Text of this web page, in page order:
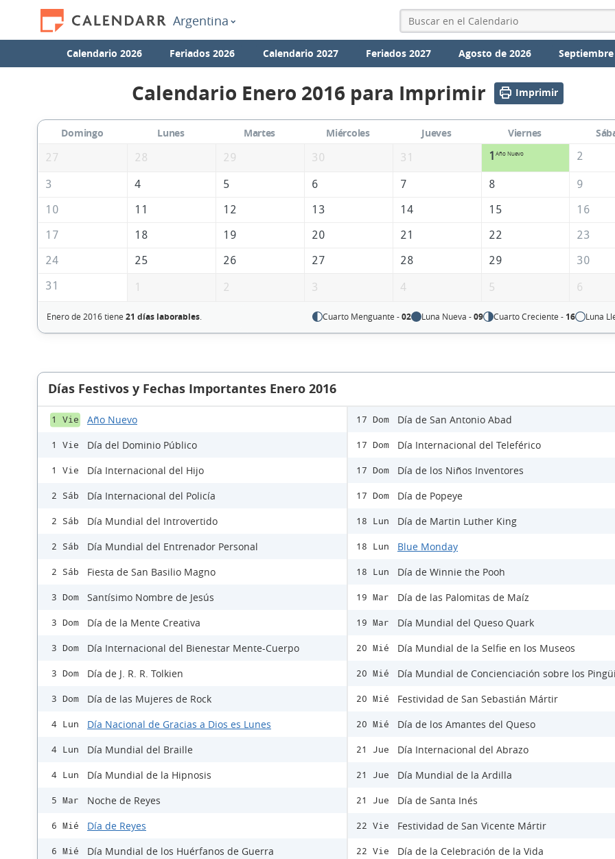
Argentina
Calendario 2026 Feriados 2026 Calendario 2027 Feriados 2027 Agosto de 2026
Calendario Enero 2016 para Imprimir Imprimir
Domingo Lunes Martes Miércoles Jueves Viernes
27
28 29 30 31 1 Año Nuevo 2
3 4 5 6 7 8
9
10
11 12 13 14 15
16
17
18 19 20 21 22
23
24
25 26 27 28 29
30
31
1 2 3 4 5 6
Enero de 2016 tiene 21 días laborables. Cuarto Menguante -02 Luna Nueva -09 Cuarto Creciente - 16 Luna
Días Festivos y Fechas Importantes Enero 2016
1 Vie Año Nuevo
1 Vie Día del Dominio Público
1 Vie Día Internacional del Hijo
2 Sáb Día Internacional del Policía
2 Sáb Día Mundial del Introvertido
2 Sáb Día Mundial del Entrenador Personal
2 Sáb Fiesta de San Basilio Magno
3 Dom Santísimo Nombre de Jesús
3 Dom Día de la Mente Creativa
3 Dom Día Internacional del Bienestar Mente-Cuerpo
3 Dom Día de J. R. R. Tolkien
3 Dom Día de las Mujeres de Rock
4 Lun Día Nacional de Gracias a Dios es Lunes
4 Lun Día Mundial del Braille
4 Lun Día Mundial de la Hipnosis
5 Mar Noche de Reyes
6 Mié Día de Reyes
6 Mié Día Mundial de los Huérfanos de Guerra
17 Dom Día de San Antonio Abad
17 Dom Día Internacional del Teleférico
17 Dom Día de los Niños Inventores
17 Dom Día de Popeye
18 Lun Día de Martin Luther King
18 Lun Blue Monday
18 Lun Día de Winnie the Pooh
19 Mar Día de las Palomitas de Maíz
19 Mar Día Mundial del Queso Quark
20 Mié Día Mundial de la Selfie en los Museos
20 Mié Día Mundial de Concienciación sobre los
20 Mié Festividad de San Sebastián Mártir
20 Mié Día de los Amantes del Queso
21 Jue Día Internacional del Abrazo
21 Jue Día Mundial de la Ardilla
21 Jue Día de Santa Inés
22 Vie Festividad de San Vicente Mártir
22 Vie Día de la Celebración de la Vida